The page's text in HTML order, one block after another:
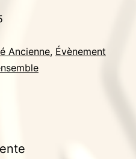
Ancienne, Évènement